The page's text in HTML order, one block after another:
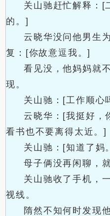
关山驰赶忙解释：[
的。]
云晓华没问他男生
复：[你故意逗我。]
看见没，他妈妈就
现。
关山驰：[工作顺心
云晓华：[我挺好，
看书也不要离得太近。]
关山驰：[知道了妈
母子俩没再闲聊，
关山驰收了手机，
视线。
隋然不知何时发现